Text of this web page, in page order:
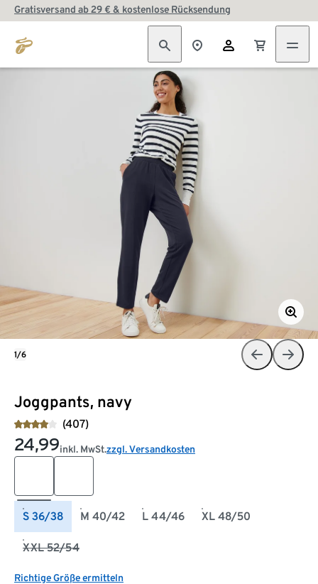
Gratisversand ab 29 € & kostenlose Rücksendung
Joggpants, navy
(407)
24,99inkl. MwSt.zzgl. Versandkosten
S 36/38 M 40/42 L 44/46 XL 48/50
XXL 52/54
Richtige Größe ermitteln
1/6